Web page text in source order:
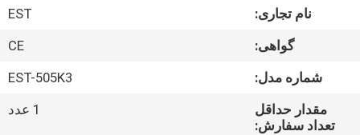
درباره
نام تجاری:
EST
گواهی:
CE
شماره مدل:
EST-505K3
مقدار حداقل
تعداد سفارش:
1 عدد